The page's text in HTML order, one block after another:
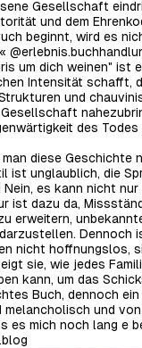
Gesellschaft
und dem
beginnt, wird es
um dich weinen" ist
Intensität schafft,
und
des Todes
diese Geschichte
ist unglaublich, die
es kann nicht
ist dazu da,
erweitern,
Dennoch
nicht hoffnungslos,
sie, wie jedes
kann, um das
Buch, dennoch
und
es mich noch lang e